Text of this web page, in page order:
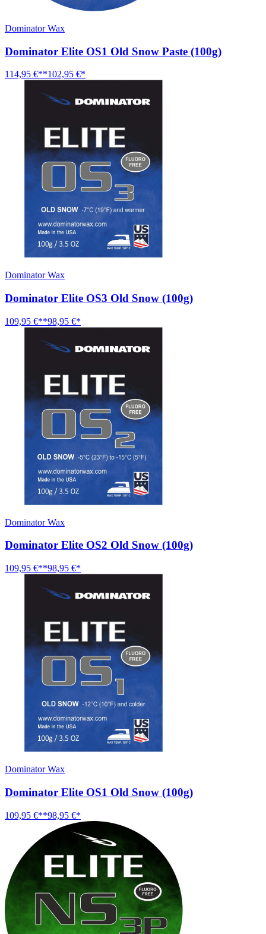
Dominator Wax
Dominator Elite OS1 Old Snow Paste (100g)
114,95 €**102,95 €*
Dominator Wax
Dominator Elite OS3 Old Snow (100g)
109,95 €**98,95 €*
Dominator Wax
Dominator Elite OS2 Old Snow (100g)
109,95 €**98,95 €*
Dominator Wax
Dominator Elite OS1 Old Snow (100g)
109,95 €**98,95 €*